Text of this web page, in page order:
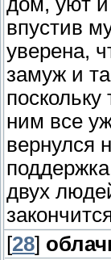
впустив
уверена,
замуж и
ним все
вернулся
двух
[28]